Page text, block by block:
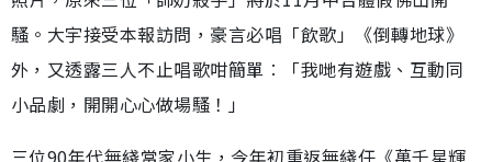
騷。大宇接受本報訪問，豪言必唱「飲歌」《倒轉地球》
外，又透露三人不止唱歌咁簡單︰「我哋有遊戲、互動同
小品劇，開開心心做場騷！」
三位90年代無綫當家小生，今年初重返無綫任《萬千星輝